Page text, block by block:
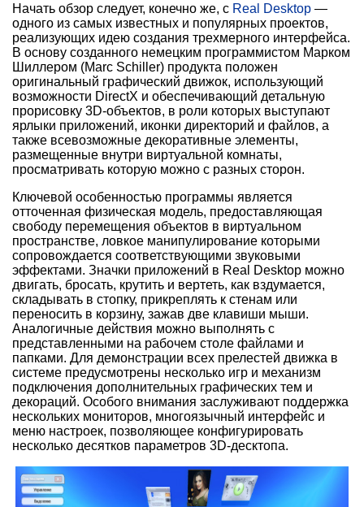
Начать обзор следует, конечно же, с Real Desktop —
одного из самых известных и популярных проектов,
реализующих идею создания трехмерного интерфейса.
В основу созданного немецким программистом Марком
Шиллером (Marc Schiller) продукта положен
оригинальный графический движок, использующий
возможности DirectX и обеспечивающий детальную
прорисовку 3D-объектов, в роли которых выступают
ярлыки приложений, иконки директорий и файлов, а
также всевозможные декоративные элементы,
размещенные внутри виртуальной комнаты,
просматривать которую можно с разных сторон.
Ключевой особенностью программы является
отточенная физическая модель, предоставляющая
свободу перемещения объектов в виртуальном
пространстве, ловкое манипулирование которыми
сопровождается соответствующими звуковыми
эффектами. Значки приложений в Real Desktop можно
двигать, бросать, крутить и вертеть, как вздумается,
складывать в стопку, прикреплять к стенам или
переносить в корзину, зажав две клавиши мыши.
Аналогичные действия можно выполнять с
представленными на рабочем столе файлами и
папками. Для демонстрации всех прелестей движка в
системе предусмотрены несколько игр и механизм
подключения дополнительных графических тем и
декораций. Особого внимания заслуживают поддержка
нескольких мониторов, многоязычный интерфейс и
меню настроек, позволяющее конфигурировать
несколько десятков параметров 3D-десктопа.